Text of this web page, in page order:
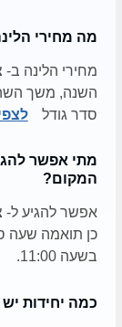
מה מחירי
מחירי הלינה
השנה, משך
סדר גודל
מתי אפשר
המקום?
כן תואמה שעה
בשעה 11:00.
כמה יחידות